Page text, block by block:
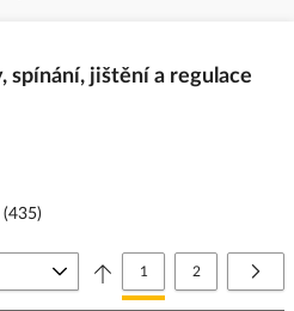
spínání, jištění a regulace
(435)
Stránka
Právě si prohlížíte
1 Stránka
2